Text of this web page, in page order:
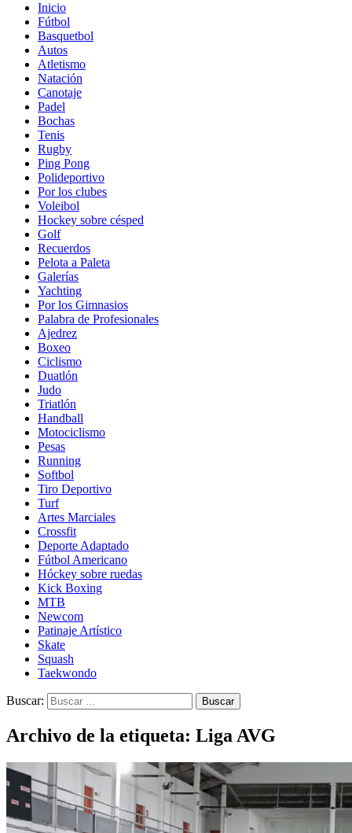
Inicio
Fútbol
Basquetbol
Autos
Atletismo
Natación
Canotaje
Padel
Bochas
Tenis
Rugby
Ping Pong
Polideportivo
Por los clubes
Voleibol
Hockey sobre césped
Golf
Recuerdos
Pelota a Paleta
Galerías
Yachting
Por los Gimnasios
Palabra de Profesionales
Ajedrez
Boxeo
Ciclismo
Duatlón
Judo
Triatlón
Handball
Motociclismo
Pesas
Running
Softbol
Tiro Deportivo
Turf
Artes Marciales
Crossfit
Deporte Adaptado
Fútbol Americano
Hóckey sobre ruedas
Kick Boxing
MTB
Newcom
Patinaje Artístico
Skate
Squash
Taekwondo
Buscar:
Archivo de la etiqueta: Liga AVG